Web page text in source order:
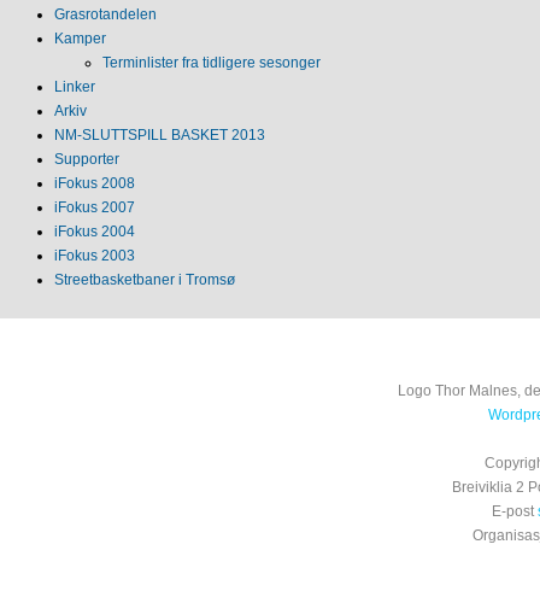
Grasrotandelen
Kamper
Terminlister fra tidligere sesonger
Linker
Arkiv
NM‐SLUTTSPILL BASKET 2013
Supporter
iFokus 2008
iFokus 2007
iFokus 2004
iFokus 2003
Streetbasketbaner i Tromsø
Logo Thor Malnes,
Breiviklia 2
E-post